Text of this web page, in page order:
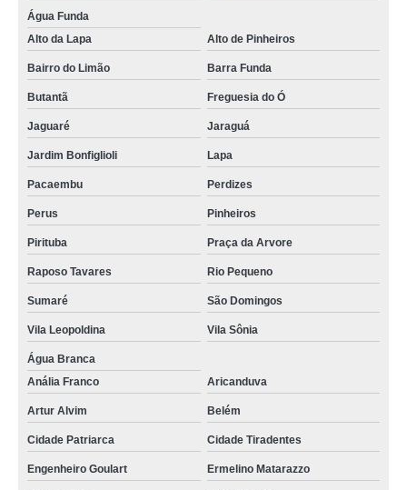
Água Funda
Alto da Lapa
Alto de Pinheiros
Bairro do Limão Barra Funda
Butantã Freguesia do Ó
Jaguaré Jaraguá
Jardim Bonfiglioli Lapa
Pacaembu Perdizes
Perus Pinheiros
Pirituba Praça da Arvore
Raposo Tavares Rio Pequeno
Sumaré São Domingos
Vila Leopoldina Vila Sônia
Água Branca
Anália Franco
Aricanduva
Artur Alvim Belém
Cidade Patriarca Cidade Tiradentes
Engenheiro Goulart Ermelino Matarazzo